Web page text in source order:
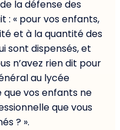
la défense des
: « pour vos enfants,
et à la quantité des
sont dispensés, et
n’avez rien dit pour
au lycée
vos enfants ne
que vous
? ».